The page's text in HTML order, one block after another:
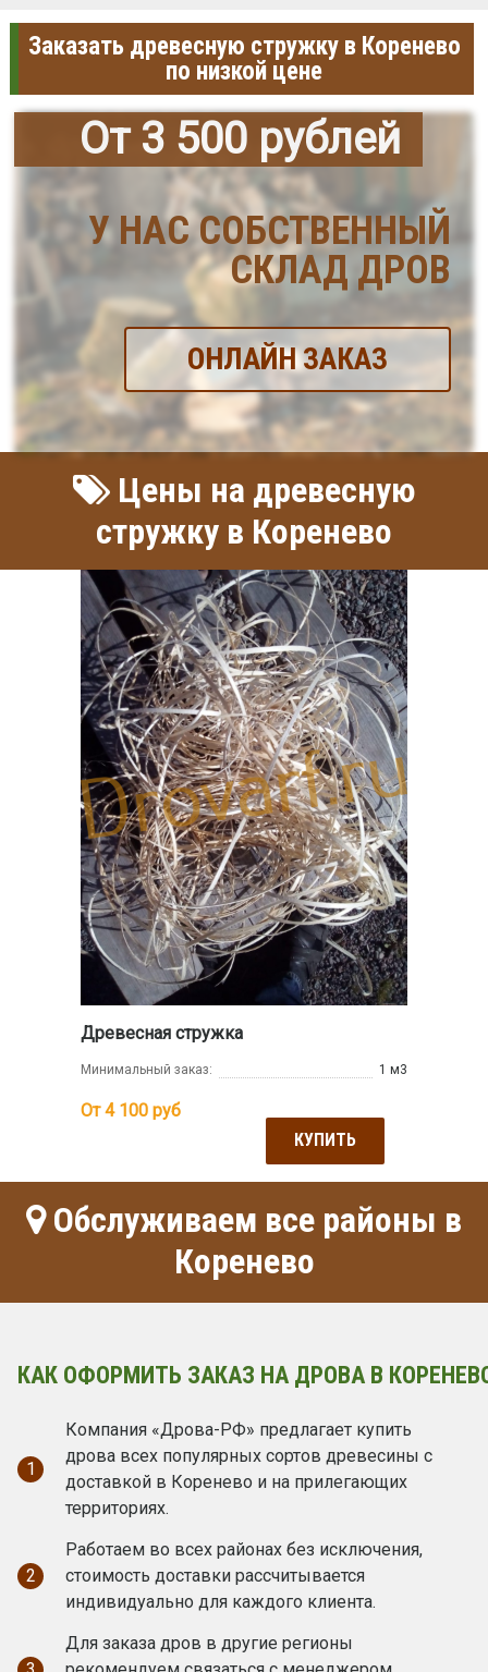
Заказать древесную стружку в Коренево
по низкой цене
От 3 500 рублей
У НАС СОБСТВЕННЫЙ
СКЛАД ДРОВ
ОНЛАЙН ЗАКАЗ
Цены на древесную
стружку в Коренево
Древесная стружка
Минимальный заказ: 1 м3
От 4 100 руб
КУПИТЬ
Обслуживаем все районы в
Коренево
КАК ОФОРМИТЬ ЗАКАЗ НА ДРОВА В
1
Компания «Дрова-РФ» предлагает купить
дрова всех популярных сортов древесины с
доставкой в Коренево и на прилегающих
территориях.
2
Работаем во всех районах без исключения,
стоимость доставки рассчитывается
индивидуально для каждого клиента.
Для заказа дров в другие регионы